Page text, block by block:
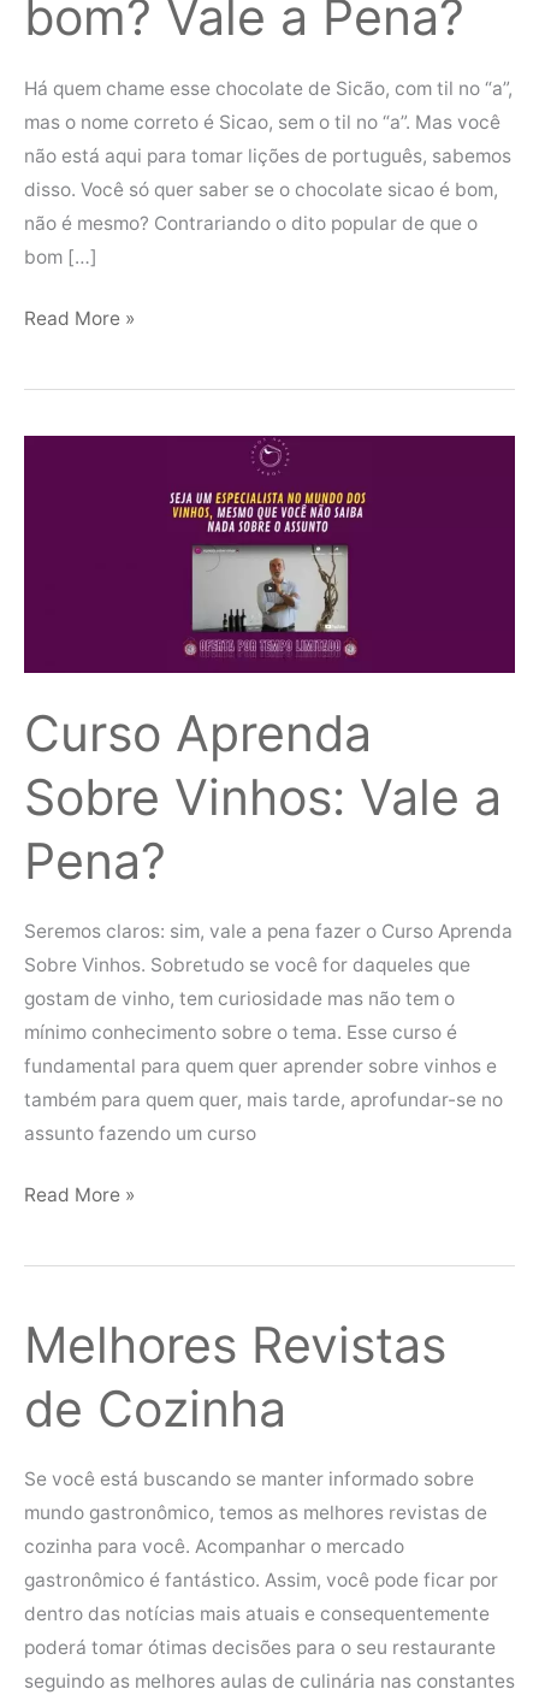
bom? Vale a Pena?
Há quem chame esse chocolate de Sicão, com til no “a”,
mas o nome correto é Sicao, sem o til no “a”. Mas você
não está aqui para tomar lições de português, sabemos
disso. Você só quer saber se o chocolate sicao é bom,
não é mesmo? Contrariando o dito popular de que o
bom […]
Read More »
Curso Aprenda
Sobre Vinhos: Vale a
Pena?
Seremos claros: sim, vale a pena fazer o Curso Aprenda
Sobre Vinhos. Sobretudo se você for daqueles que
gostam de vinho, tem curiosidade mas não tem o
mínimo conhecimento sobre o tema. Esse curso é
fundamental para quem quer aprender sobre vinhos e
também para quem quer, mais tarde, aprofundar-se no
assunto fazendo um curso
Read More »
Melhores Revistas
de Cozinha
Se você está buscando se manter informado sobre
mundo gastronômico, temos as melhores revistas de
cozinha para você. Acompanhar o mercado
gastronômico é fantástico. Assim, você pode ficar por
dentro das notícias mais atuais e consequentemente
poderá tomar ótimas decisões para o seu restaurante
seguindo as melhores aulas de culinária nas constantes
Melhores
Revistas
de
Cozinha